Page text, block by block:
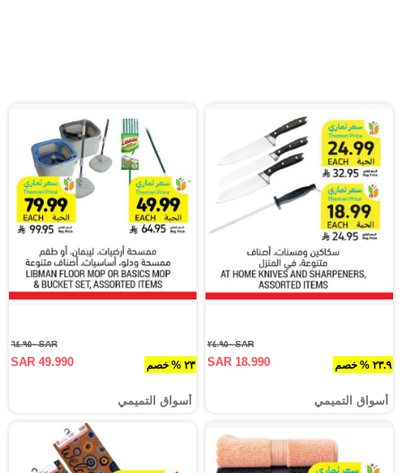
٢٣.٩ % خصم
SAR ٢٤.٩٥٠
SAR 18.990
أسواق التميمي
٢٣ % خصم
SAR ٦٤.٩٥٠
SAR 49.990
أسواق التميمي